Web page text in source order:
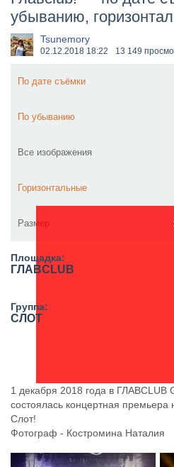
​Wacken Open Air 2027
убыванию,
Tsunemory
02.12.2018 18:22 13 149
По дате съёмки
По убыванию
Все изображения
Горизонтальные
Размер
Площадка:
ГЛАВCLUB
Группа:
СЛОТ
1 декабря 2018 года в ГЛАВCLUB
состоялась концертная премьера
Слот!
Фотограф - Костромина Наталия